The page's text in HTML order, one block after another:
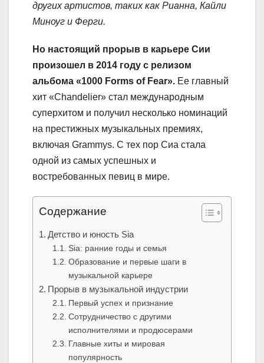
других артистов, таких как Рианна, Кайли
Миноуг и Ферги.
Но настоящий прорыв в карьере Сии
произошел в 2014 году с релизом
альбома «1000 Forms of Fear». Ее главный
хит «Chandelier» стал международным
суперхитом и получил несколько номинаций
на престижных музыкальных премиях,
включая Grammys. С тех пор Сиа стала
одной из самых успешных и
востребованных певиц в мире.
Содержание
Детство и юность Sia
Sia: ранние годы и семья
Образование и первые шаги в
музыкальной карьере
Прорыв в музыкальной индустрии
Первый успех и признание
Сотрудничество с другими
исполнителями и продюсерами
Главные хиты и мировая
популярность